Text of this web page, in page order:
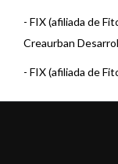
- FIX (afiliada de
Creaurban
- FIX (afiliada de